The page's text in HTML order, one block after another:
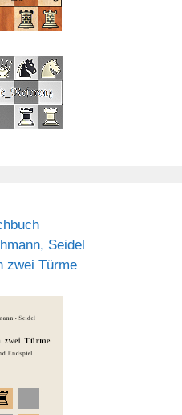
Seidel
zwei Türme